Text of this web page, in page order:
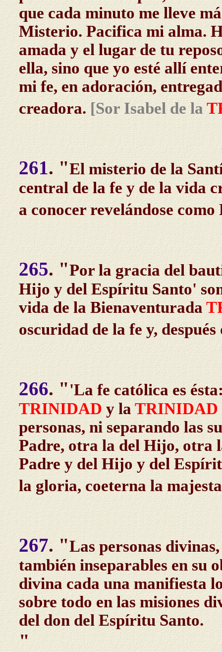
que cada minuto me lleve
Misterio. Pacifica mi alma.
amada y el lugar de tu
ella, sino que yo esté allí
mi fe, en adoración,
creadora.[Sor Isabel de la
261. "El misterio de la
central de la fe y de la vida
a conocer revelándose
265. "Por la gracia del
Hijo y del Espíritu Santo'
vida de la Bienaventurada
oscuridad de la fe y,
266. "'La fe católica es
TRINIDADy laTRINIDAD
personas, ni separando las
Padre, otra la del Hijo, otra
Padre y del Hijo y del
la gloria, coeterna la
267. "Las personas
también inseparables en su
divina cada una manifiesta
sobre todo en las misiones
del don del Espíritu Santo.
"